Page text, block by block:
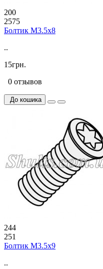
200
2575
Болтик М3.5х8
..
15грн.
0 отзывов
До кошика
244
251
Болтик М3.5х9
..